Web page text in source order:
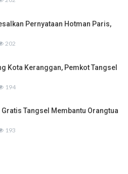
Pernyataan Hotman Paris,
202
Kota Keranggan, Pemkot Tangsel
194
Gratis Tangsel Membantu Orangtua
193